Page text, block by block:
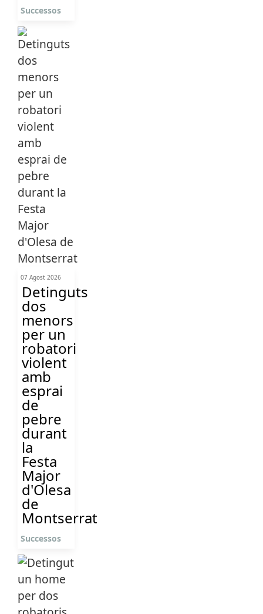
Successos
07 Agost 2026
Detinguts
dos
menors
per un
robatori
violent
amb
esprai
de
pebre
durant
la
Festa
Major
d'Olesa
de
Montserrat
Successos